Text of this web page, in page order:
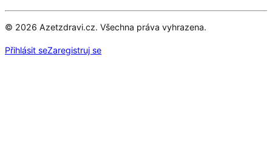
© 2026 Azetzdravi.cz. Všechna práva vyhrazena.
Přihlásit seZaregistruj se